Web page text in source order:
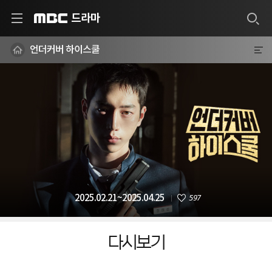
드라마
언더커버 하이스쿨
2025.02.21~2025.04.25 597
다시보기